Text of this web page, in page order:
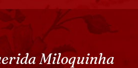
Miloquinha